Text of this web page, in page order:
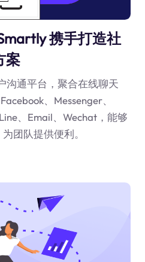
携手打造社
案
沟通平台，聚合在线聊天
、Messenger、
、Email、Wechat，能够
团队提供便利。